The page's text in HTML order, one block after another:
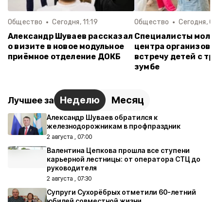
Общество Сегодня, 11:19
Александр Шуваев рассказал
о визите в новое модульное
приёмное отделение ДОКБ
Общество Сегодня,
Специалисты
центра
встречу детей с
зумбе
Лучшее за Неделю Месяц
Александр Шуваев обратился к
железнодорожникам в профпраздник
2 августа , 07:00
Валентина Цепкова прошла все ступени
карьерной лестницы: от оператора СТЦ до
руководителя
2 августа , 07:30
Супруги Сухорёбрых отметили 60-летний